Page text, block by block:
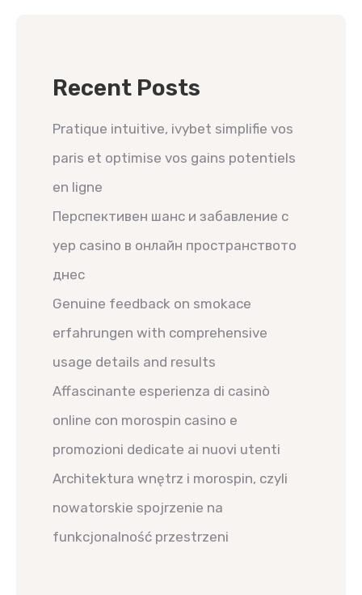
Recent Posts
Pratique intuitive, ivybet simplifie vos
paris et optimise vos gains potentiels
en ligne
Перспективен шанс и забавление с
yep casino в онлайн пространството
днес
Genuine feedback on smokace
erfahrungen with comprehensive
usage details and results
Affascinante esperienza di casinò
online con morospin casino e
promozioni dedicate ai nuovi utenti
Architektura wnętrz i morospin, czyli
nowatorskie spojrzenie na
funkcjonalność przestrzeni